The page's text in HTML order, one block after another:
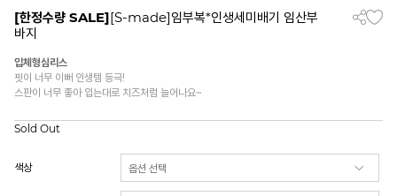
[한정수량 SALE][S-made]임부복*인생세미배기 임산부
바지
입체형심리스
핏이 너무 이뻐 인생템 등극!
스판이 너무 좋아 입는대로 치즈처럼 늘어나요~
Sold Out
색상